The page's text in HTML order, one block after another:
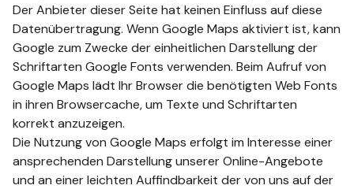
Der Anbieter dieser Seite hat keinen Einfluss auf diese
Datenübertragung. Wenn Google Maps aktiviert ist, kann
Google zum Zwecke der einheitlichen Darstellung der
Schriftarten Google Fonts verwenden. Beim Aufruf von
Google Maps lädt Ihr Browser die benötigten Web Fonts
in ihren Browsercache, um Texte und Schriftarten
korrekt anzuzeigen.
Die Nutzung von Google Maps erfolgt im Interesse einer
ansprechenden Darstellung unserer Online-Angebote
und an einer leichten Auffindbarkeit der von uns auf der